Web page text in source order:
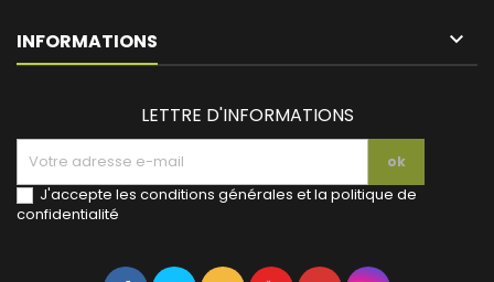
INFORMATIONS keyboard_arrow_down
LETTRE D'INFORMATIONS
J'accepte les conditions générales et la politique de
confidentialité